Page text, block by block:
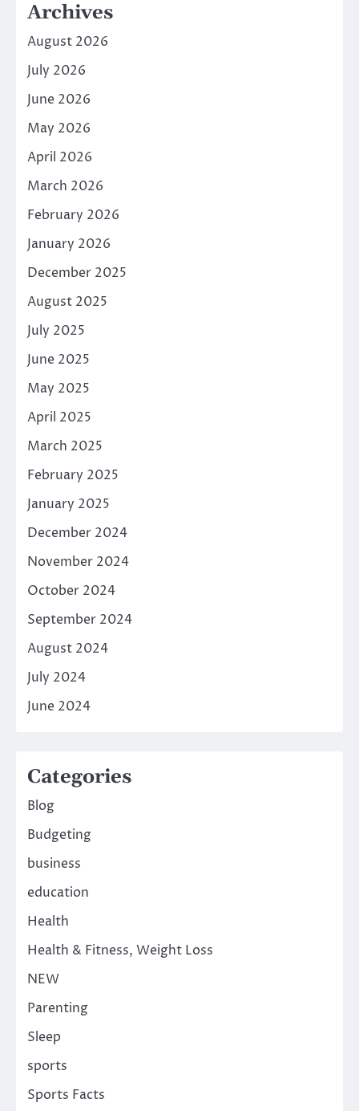
Archives
August 2026
July 2026
June 2026
May 2026
April 2026
March 2026
February 2026
January 2026
December 2025
August 2025
July 2025
June 2025
May 2025
April 2025
March 2025
February 2025
January 2025
December 2024
November 2024
October 2024
September 2024
August 2024
July 2024
June 2024
Categories
Blog
Budgeting
business
education
Health
Health & Fitness, Weight Loss
NEW
Parenting
Sleep
sports
Sports Facts